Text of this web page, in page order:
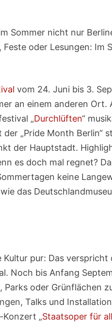
Sommer nicht nur
oder Lesungen: Im
vom 24. Juni bis 3.
an einem anderen Ort.
„Durchlüften“
„Pride Month Berlin“
der Hauptstadt.
es doch mal regnet?
keine
das
Kultur pur: Das verspricht
Noch bis Anfang
Parks oder Grünflächen
Talks und
„Staatsoper für